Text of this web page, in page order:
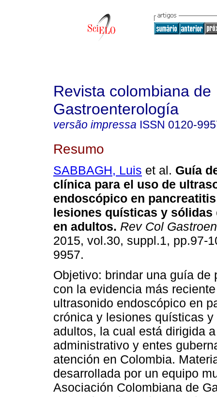
Revista colombiana de
Gastroenterología
versão impressa ISSN 0120-
Resumo
SABBAGH, Luis et al. Guía
clínica para el uso de
endoscópico en
lesiones quísticas y sólidas
en adultos. Rev Col
2015, vol.30, suppl.1, pp.97-
9957.
Objetivo: brindar una guía de
con la evidencia más
ultrasonido endoscópico en
crónica y lesiones quísticas
adultos, la cual está dirigida
administrativo y entes
atención en Colombia.
desarrollada por un equipo
Asociación Colombiana de